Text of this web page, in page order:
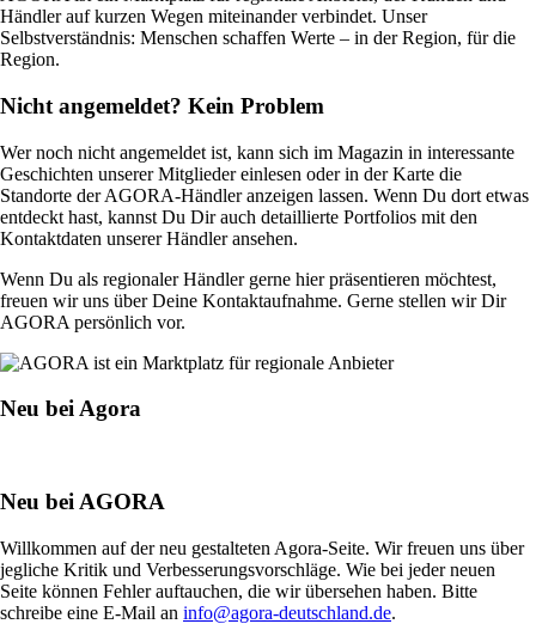
Händler auf kurzen Wegen miteinander verbindet. Unser
Selbstverständnis: Menschen schaffen Werte – in der Region, für die
Region.
Nicht angemeldet? Kein Problem
Wer noch nicht angemeldet ist, kann sich im Magazin in interessante
Geschichten unserer Mitglieder einlesen oder in der Karte die
Standorte der AGORA-Händler anzeigen lassen. Wenn Du dort etwas
entdeckt hast, kannst Du Dir auch detaillierte Portfolios mit den
Kontaktdaten unserer Händler ansehen.
Wenn Du als regionaler Händler gerne hier präsentieren möchtest,
freuen wir uns über Deine Kontaktaufnahme. Gerne stellen wir Dir
AGORA persönlich vor.
Neu bei Agora
Neu bei AGORA
Willkommen auf der neu gestalteten Agora-Seite. Wir freuen uns über
jegliche Kritik und Verbesserungsvorschläge. Wie bei jeder neuen
Seite können Fehler auftauchen, die wir übersehen haben. Bitte
schreibe eine E-Mail an info@agora-deutschland.de.